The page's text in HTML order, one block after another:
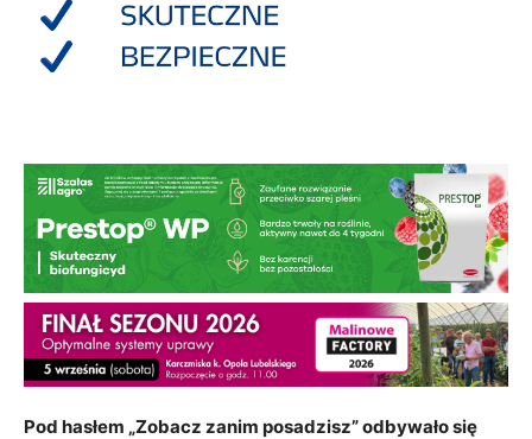
Pod hasłem „Zobacz zanim posadzisz” odbywało się